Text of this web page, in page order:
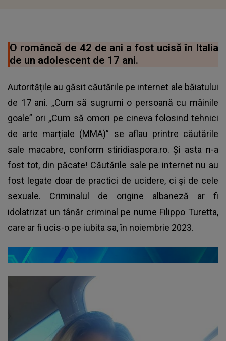
O româncă de 42 de ani a fost ucisă în Italia
de un adolescent de 17 ani.
Autoritățile au găsit căutările pe internet ale băiatului
de 17 ani. „Cum să sugrumi o persoană cu mâinile
goale” ori „Cum să omori pe cineva folosind tehnici
de arte marțiale (MMA)” se aflau printre căutările
sale macabre, conform stiridiaspora.ro. Și asta n-a
fost tot, din păcate! Căutările sale pe internet nu au
fost legate doar de practici de ucidere, ci și de cele
sexuale. Criminalul de origine albaneză ar fi
idolatrizat un tânăr criminal pe nume Filippo Turetta,
care ar fi ucis-o pe iubita sa, în noiembrie 2023.